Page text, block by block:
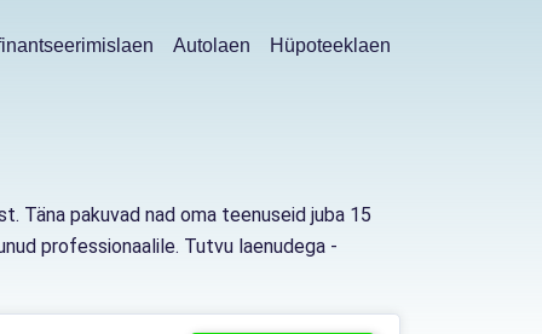
Autolaen Hüpoteeklaen
Täna pakuvad nad oma teenuseid juba 15
professionaalile. Tutvu laenudega -